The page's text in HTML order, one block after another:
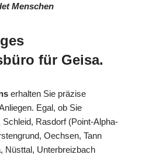
Menschen
für Geisa.
erhalten Sie präzise
Egal, ob Sie
Rasdorf (Point-Alpha-
Oechsen, Tann
Nüsttal, Unterbreizbach